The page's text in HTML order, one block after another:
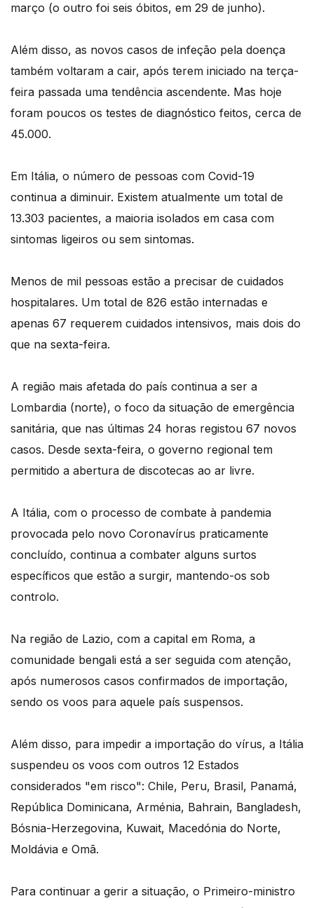
março (o outro foi seis óbitos, em 29 de junho).
Além disso, as novos casos de infeção pela doença
também voltaram a cair, após terem iniciado na terça-
feira passada uma tendência ascendente. Mas hoje
foram poucos os testes de diagnóstico feitos, cerca de
45.000.
Em Itália, o número de pessoas com Covid-19
continua a diminuir. Existem atualmente um total de
13.303 pacientes, a maioria isolados em casa com
sintomas ligeiros ou sem sintomas.
Menos de mil pessoas estão a precisar de cuidados
hospitalares. Um total de 826 estão internadas e
apenas 67 requerem cuidados intensivos, mais dois do
que na sexta-feira.
A região mais afetada do país continua a ser a
Lombardia (norte), o foco da situação de emergência
sanitária, que nas últimas 24 horas registou 67 novos
casos. Desde sexta-feira, o governo regional tem
permitido a abertura de discotecas ao ar livre.
A Itália, com o processo de combate à pandemia
provocada pelo novo Coronavírus praticamente
concluído, continua a combater alguns surtos
específicos que estão a surgir, mantendo-os sob
controlo.
Na região de Lazio, com a capital em Roma, a
comunidade bengali está a ser seguida com atenção,
após numerosos casos confirmados de importação,
sendo os voos para aquele país suspensos.
Além disso, para impedir a importação do vírus, a Itália
suspendeu os voos com outros 12 Estados
considerados "em risco": Chile, Peru, Brasil, Panamá,
República Dominicana, Arménia, Bahrain, Bangladesh,
Bósnia-Herzegovina, Kuwait, Macedónia do Norte,
Moldávia e Omã.
Para continuar a gerir a situação, o Primeiro-ministro